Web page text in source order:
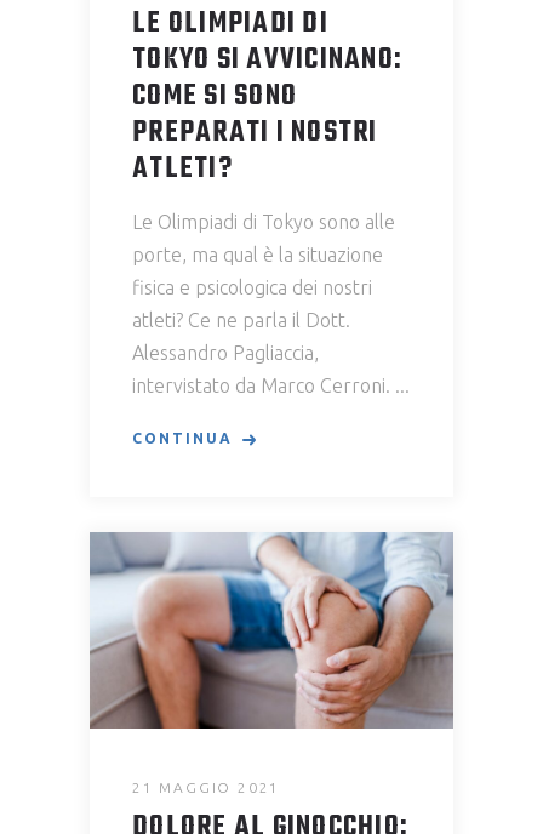
LE OLIMPIADI DI
TOKYO SI AVVICINANO:
COME SI SONO
PREPARATI I NOSTRI
ATLETI?
Le Olimpiadi di Tokyo sono alle
porte, ma qual è la situazione
fisica e psicologica dei nostri
atleti? Ce ne parla il Dott.
Alessandro Pagliaccia,
intervistato da Marco Cerroni.
CONTINUA
21 MAGGIO 2021